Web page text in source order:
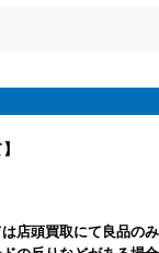
店頭買取にて良品の